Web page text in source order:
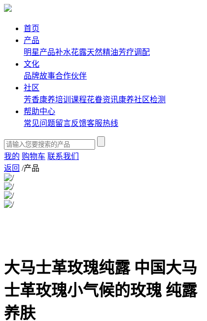
首页
产品
明星产品补水花露天然精油芳疗调配
文化
品牌故事合作伙伴
社区
芳香康养培训课程花眷资讯康养社区检测
帮助中心
常见问题留言反馈客服热线
我的 购物车 联系我们
返回 /产品
大马士革玫瑰纯露 中国大马
士革玫瑰小气候的玫瑰 纯露
养肤